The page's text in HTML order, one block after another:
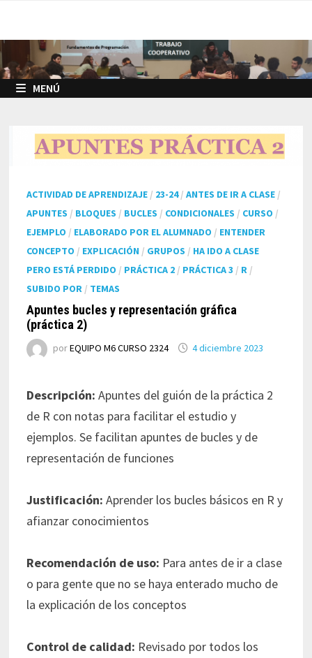
contenido
MENÚ
ACTIVIDAD DE APRENDIZAJE / 23-24/ANTES DE IR A CLASE /
APUNTES / BLOQUES / BUCLES / CONDICIONALES / CURSO /
EJEMPLO / ELABORADO POR EL ALUMNADO / ENTENDER
CONCEPTO / EXPLICACIÓN / GRUPOS / HA IDO A CLASE
PERO ESTÁ PERDIDO / PRÁCTICA 2 / PRÁCTICA 3 / R /
SUBIDO POR / TEMAS
Apuntes bucles y representación gráfica
(práctica 2)
porEQUIPO M6 CURSO 2324 4 diciembre 2023
Descripción:Apuntes del guión de la práctica 2
de R con notas para facilitar el estudio y
ejemplos. Se facilitan apuntes de bucles y de
representación de funciones
Justificación:Aprender los bucles básicos en R y
afianzar conocimientos
Recomendación de uso: Para antes de ir a clase
o para gente que no se haya enterado mucho de
la explicación de los conceptos
Control de calidad: Revisado por todos los